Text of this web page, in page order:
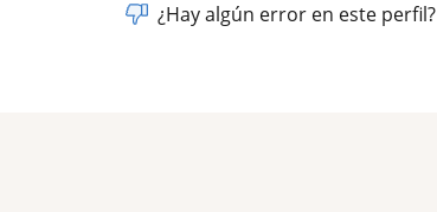
¿Hay algún error en este perfil?